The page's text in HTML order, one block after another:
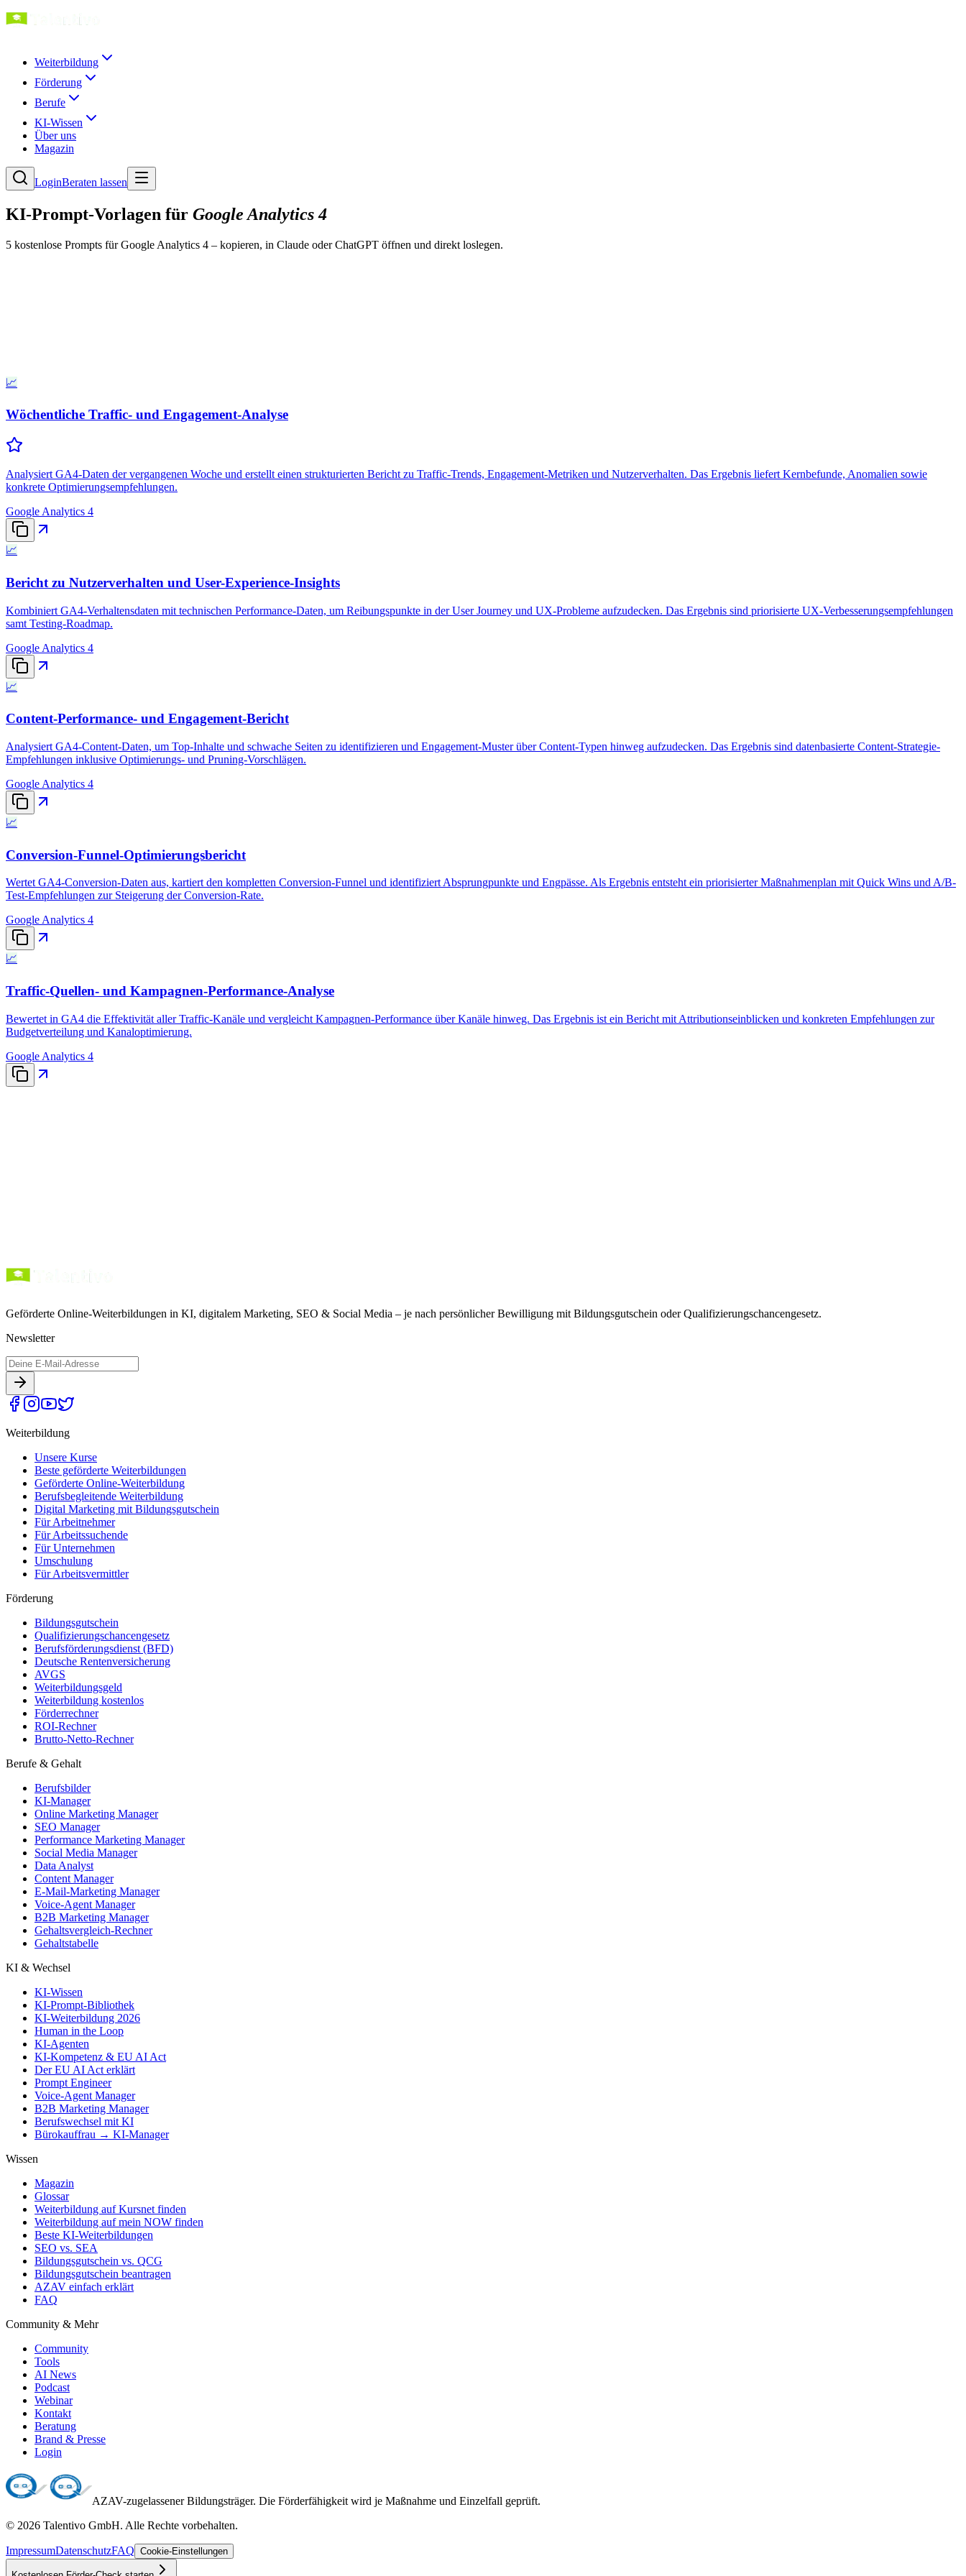
Weiterbildung
Förderung
Berufe
KI-Wissen
Über uns
Magazin
LoginBeraten lassen
KI-Prompt-Vorlagen für Google Analytics 4
5 kostenlose Prompts fürGoogle Analytics 4 – kopieren, in Claude oder ChatGPT öffnen und direkt loslegen.
📈
Wöchentliche Traffic- und Engagement-Analyse
Analysiert GA4-Daten der vergangenen Woche und erstellt einen strukturierten Bericht zu Traffic-Trends, Engagement-Metriken und Nutzerverhalten. Das Ergebnis liefert Kernbefunde, Anomalien sowie
konkrete Optimierungsempfehlungen.
Google Analytics 4
📈
Bericht zu Nutzerverhalten und User-Experience-Insights
Kombiniert GA4-Verhaltensdaten mit technischen Performance-Daten, um Reibungspunkte in der User Journey und UX-Probleme aufzudecken. Das Ergebnis sind priorisierte UX-Verbesserungsempfehlungen
samt Testing-Roadmap.
Google Analytics 4
📈
Content-Performance- und Engagement-Bericht
Analysiert GA4-Content-Daten, um Top-Inhalte und schwache Seiten zu identifizieren und Engagement-Muster über Content-Typen hinweg aufzudecken. Das Ergebnis sind datenbasierte Content-Strategie-
Empfehlungen inklusive Optimierungs- und Pruning-Vorschlägen.
Google Analytics 4
📈
Conversion-Funnel-Optimierungsbericht
Wertet GA4-Conversion-Daten aus, kartiert den kompletten Conversion-Funnel und identifiziert Absprungpunkte und Engpässe. Als Ergebnis entsteht ein priorisierter Maßnahmenplan mit Quick Wins und A/B-
Test-Empfehlungen zur Steigerung der Conversion-Rate.
Google Analytics 4
📈
Traffic-Quellen- und Kampagnen-Performance-Analyse
Bewertet in GA4 die Effektivität aller Traffic-Kanäle und vergleicht Kampagnen-Performance über Kanäle hinweg. Das Ergebnis ist ein Bericht mit Attributionseinblicken und konkreten Empfehlungen zur
Budgetverteilung und Kanaloptimierung.
Google Analytics 4
Geförderte Online-Weiterbildungen in KI, digitalem Marketing, SEO & Social Media – je nach persönlicher Bewilligung mit Bildungsgutschein oder Qualifizierungschancengesetz.
Newsletter
Weiterbildung
Unsere Kurse
Beste geförderte Weiterbildungen
Geförderte Online-Weiterbildung
Berufsbegleitende Weiterbildung
Digital Marketing mit Bildungsgutschein
Für Arbeitnehmer
Für Arbeitssuchende
Für Unternehmen
Umschulung
Für Arbeitsvermittler
Förderung
Bildungsgutschein
Qualifizierungschancengesetz
Berufsförderungsdienst (BFD)
Deutsche Rentenversicherung
AVGS
Weiterbildungsgeld
Weiterbildung kostenlos
Förderrechner
ROI-Rechner
Brutto-Netto-Rechner
Berufe & Gehalt
Berufsbilder
KI-Manager
Online Marketing Manager
SEO Manager
Performance Marketing Manager
Social Media Manager
Data Analyst
Content Manager
E-Mail-Marketing Manager
Voice-Agent Manager
B2B Marketing Manager
Gehaltsvergleich-Rechner
Gehaltstabelle
KI & Wechsel
KI-Wissen
KI-Prompt-Bibliothek
KI-Weiterbildung 2026
Human in the Loop
KI-Agenten
KI-Kompetenz & EU AI Act
Der EU AI Act erklärt
Prompt Engineer
Voice-Agent Manager
B2B Marketing Manager
Berufswechsel mit KI
Bürokauffrau → KI-Manager
Wissen
Magazin
Glossar
Weiterbildung auf Kursnet finden
Weiterbildung auf mein NOW finden
Beste KI-Weiterbildungen
SEO vs. SEA
Bildungsgutschein vs. QCG
Bildungsgutschein beantragen
AZAV einfach erklärt
FAQ
Community & Mehr
Community
Tools
AI News
Podcast
Webinar
Kontakt
Beratung
Brand & Presse
Login
AZAV-zugelassener Bildungsträger. Die Förderfähigkeit wird je Maßnahme und Einzelfall geprüft.
© 2026 Talentivo GmbH. Alle Rechte vorbehalten.
ImpressumDatenschutzFAQ Cookie-Einstellungen